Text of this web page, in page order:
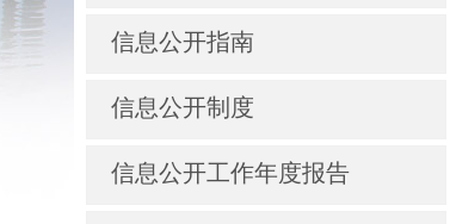
信息公开指南
信息公开制度
信息公开工作年度报告